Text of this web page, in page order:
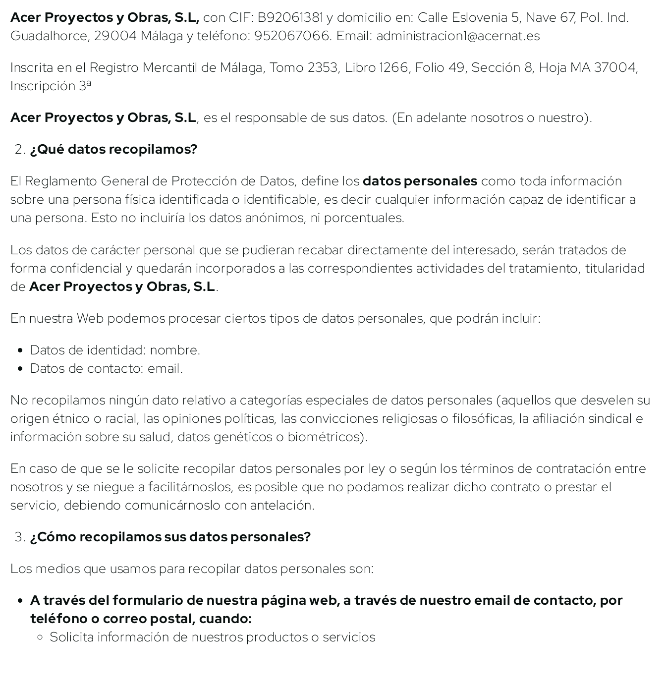
Acer Proyectos y Obras, S.L, con CIF: B92061381 y domicilio en: Calle Eslovenia 5, Nave 67, Pol. Ind.
Guadalhorce, 29004 Málaga y teléfono: 952067066. Email: administracion1@acernat.es
Inscrita en el Registro Mercantil de Málaga, Tomo 2353, Libro 1266, Folio 49, Sección 8, Hoja MA 37004,
Inscripción 3ª
Acer Proyectos y Obras, S.L, es el responsable de sus datos. (En adelante nosotros o nuestro).
¿Qué datos recopilamos?
El Reglamento General de Protección de Datos, define losdatos personales como toda información
sobre una persona física identificada o identificable, es decir cualquier información capaz de identificar a
una persona. Esto no incluiría los datos anónimos, ni porcentuales.
Los datos de carácter personal que se pudieran recabar directamente del interesado, serán tratados de
forma confidencial y quedarán incorporados a las correspondientes actividades del tratamiento, titularidad
deAcer Proyectos y Obras, S.L.
En nuestra Web podemos procesar ciertos tipos de datos personales, que podrán incluir:
Datos de identidad: nombre.
Datos de contacto: email.
No recopilamos ningún dato relativo a categorías especiales de datos personales (aquellos que desvelen su
origen étnico o racial, las opiniones políticas, las convicciones religiosas o filosóficas, la afiliación sindical e
información sobre su salud, datos genéticos o biométricos).
En caso de que se le solicite recopilar datos personales por ley o según los términos de contratación entre
nosotros y se niegue a facilitárnoslos, es posible que no podamos realizar dicho contrato o prestar el
servicio, debiendo comunicárnoslo con antelación.
¿Cómo recopilamos sus datos personales?
Los medios que usamos para recopilar datos personales son:
A través del formulario de nuestra página web, a través de nuestro email de contacto, por
teléfono o correo postal, cuando:
Solicita información de nuestros productos o servicios